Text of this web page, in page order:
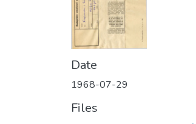
Date
1968-07-29
Files